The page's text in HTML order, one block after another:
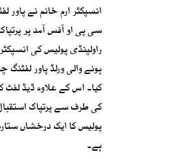
انسپکٹر ارم خانم نے
سی پی او آفس آمد پر
راولپنڈی پولیس کی
کیا۔ اس کے علاوہ ڈیڈ
کی طرف سے پرتپاک
پولیس کا ایک درخشاں
ہے۔